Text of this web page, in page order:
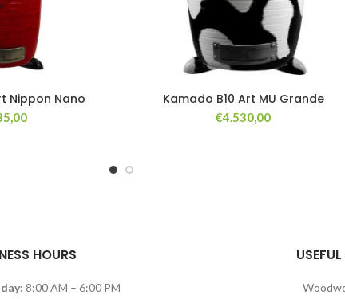
Nippon Nano Kamado B10 Art MU Grande
€4.530,00
HOURS
8:00 AM – 6:00 PM